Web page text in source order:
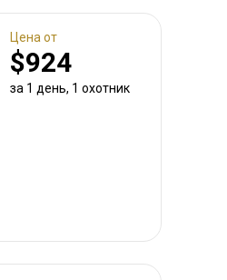
Цена от
$924
за 1 день, 1 охотник